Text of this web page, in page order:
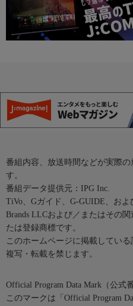
番組内容、放送時間などが実際
す。
番組データ提供元：IPG Inc.
TiVo、Gガイド、G-GUIDE、お
Brands LLCおよび／またはその
たは登録商標です。
このホームページに掲載してい
複写・転載を禁じます。
Official Program Data Mark（公式
このマークは「Official Program